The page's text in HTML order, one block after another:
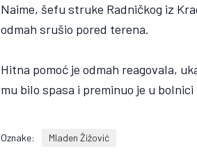
Naime, šefu struke Radničkog iz
odmah srušio pored terena.
Hitna pomoć je odmah reagovala,
mu bilo spasa i preminuo je u
Oznake: Mladen Žižović